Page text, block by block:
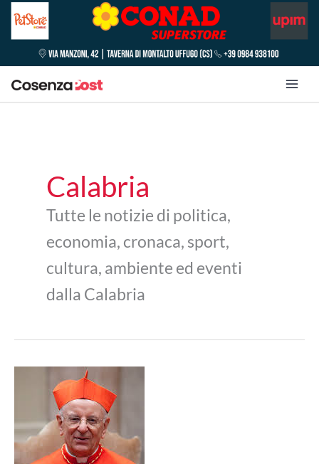
Calabria
Tutte le notizie di politica,
economia, cronaca, sport,
cultura, ambiente ed eventi
dalla Calabria